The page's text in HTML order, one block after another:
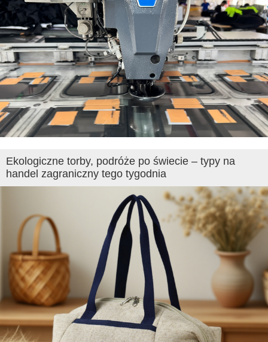
Ekologiczne torby, podróże po świecie – typy na
handel zagraniczny tego tygodnia